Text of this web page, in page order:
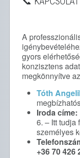
A
gyors
konzisztens
megkönnyítve
Tóth
Iroda címe:
6. – Itt tudja
személyes
+36 70 426